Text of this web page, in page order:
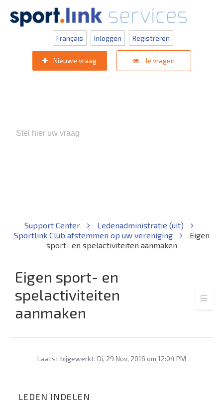
Français Inloggen Registreren
Nieuwe vraag Je vragen
Support Center
Ledenadministratie (uit)
Sportlink Club afstemmen op uw vereniging
Eigen
sport- en spelactiviteiten aanmaken
Eigen sport- en
spelactiviteiten
aanmaken
Laatst bijgewerkt: Di, 29 Nov, 2016 om 12:04 PM
LEDEN INDELEN